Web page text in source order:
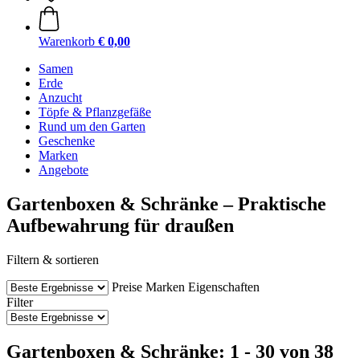
Warenkorb € 0,00
Samen
Erde
Anzucht
Töpfe & Pflanzgefäße
Rund um den Garten
Geschenke
Marken
Angebote
Gartenboxen & Schränke – Praktische
Aufbewahrung für draußen
Filtern & sortieren
Preise Marken Eigenschaften
Filter
Gartenboxen & Schränke: 1 - 30 von 38